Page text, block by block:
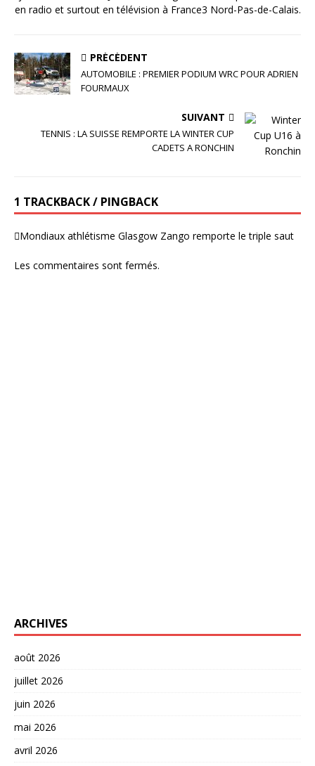
en radio et surtout en télévision à France3 Nord-Pas-de-Calais.
PRÉCÉDENT
AUTOMOBILE : PREMIER PODIUM WRC POUR ADRIEN
FOURMAUX
SUIVANT
TENNIS : LA SUISSE REMPORTE LA WINTER CUP
CADETS A RONCHIN
1 TRACKBACK / PINGBACK
Mondiaux athlétisme Glasgow Zango remporte le triple saut
Les commentaires sont fermés.
ARCHIVES
août 2026
juillet 2026
juin 2026
mai 2026
avril 2026